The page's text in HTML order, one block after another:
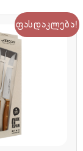
ფასდაკლება!